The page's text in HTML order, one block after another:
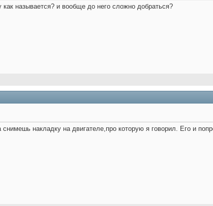
как называется? и вообще до него сложно добраться?
накладку на двигателе,про которую я говорил. Его и